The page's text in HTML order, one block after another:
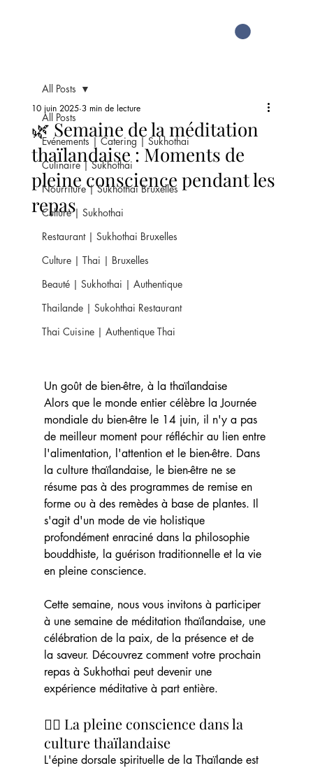
All Posts
Evénements | Catering | Sukhothai
Culinaire | Sukhothai
Nourriture | Sukhothai Bruxelles
Culture | Sukhothai
Restaurant | Sukhothai Bruxelles
Culture | Thai | Bruxelles
Beauté | Sukhothai | Authentique
Thailande | Sukohthai Restaurant
Thai Cuisine | Authentique Thai
All Posts
🌿 Semaine de la méditation
thaïlandaise : Moments de
pleine conscience pendant les
repas
10 juin 2025 3 min de lecture
Un goût de bien-être, à la thaïlandaise
Alors que le monde entier célèbre la Journée
mondiale du bien-être le 14 juin, il n'y a pas
de meilleur moment pour réfléchir au lien entre
l'alimentation, l'attention et le bien-être. Dans
la culture thaïlandaise, le bien-être ne se
résume pas à des programmes de remise en
forme ou à des remèdes à base de plantes. Il
s'agit d'un mode de vie holistique
profondément enraciné dans la philosophie
bouddhiste, la guérison traditionnelle et la vie
en pleine conscience.
Cette semaine, nous vous invitons à participer
à une semaine de méditation thaïlandaise, une
célébration de la paix, de la présence et de
la saveur. Découvrez comment votre prochain
repas à Sukhothai peut devenir une
expérience méditative à part entière.
🧘‍♂️ La pleine conscience dans la
culture thaïlandaise
L'épine dorsale spirituelle de la Thaïlande est